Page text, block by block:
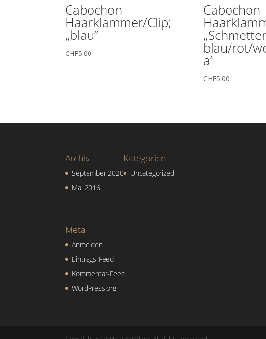
Cabochon
Haarklammer/Clip;
„blau“
CHF5.00
Cabochon
blau/rot/
a“
CHF5.00
Archiv
September 2020
Mai 2016
Kategorien
Uncategorized
Meta
Anmelden
Eintrags-Feed
Kommentar-Feed
WordPress.org